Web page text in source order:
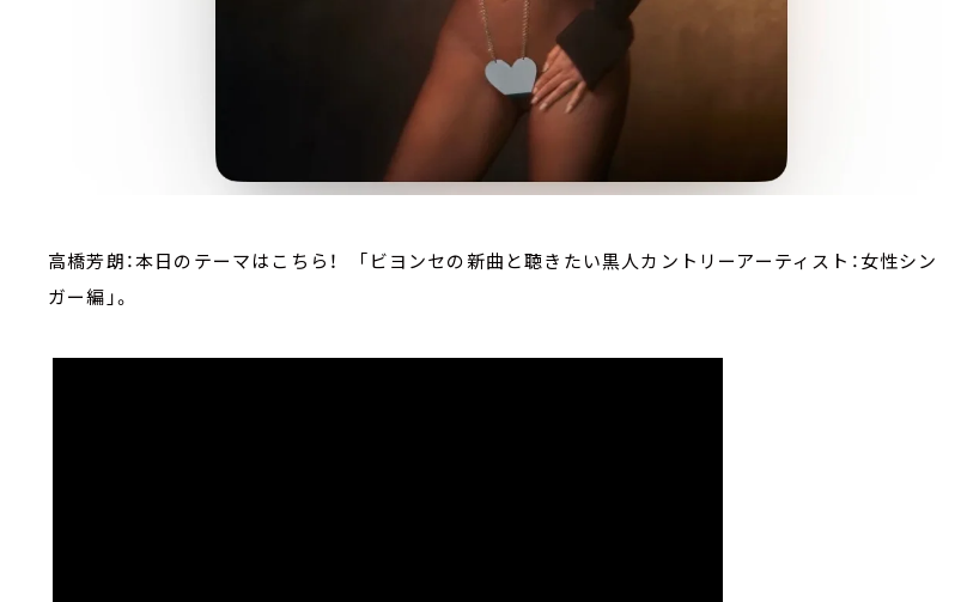
高橋芳朗：本日のテーマはこちら！ 「ビヨンセの新曲と聴きたい黒人カントリーアーティスト：女性シン
ガー編」。